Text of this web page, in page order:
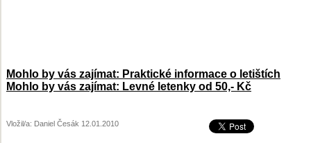
Mohlo by vás zajímat: Praktické informace o letištích
Mohlo by vás zajímat: Levné letenky od 50,- Kč
Vložil/a: Daniel Česák 12.01.2010